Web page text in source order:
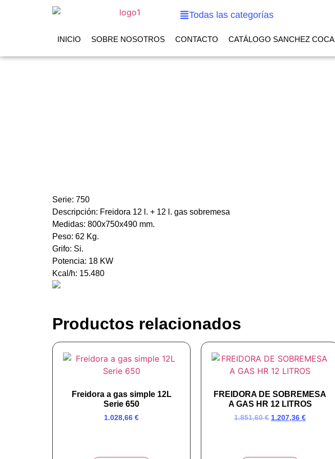
Todas las categorías
INICIO SOBRE NOSOTROS CONTACTO CATÁLOGO SANCHEZ COCA
Serie: 750
Descripción: Freidora 12 l. + 12 l. gas sobremesa
Medidas: 800x750x490 mm.
Peso: 62 Kg.
Grifo: Si.
Potencia: 18 KW
Kcal/h: 15.480
Productos relacionados
Freidora a gas simple 12L
Serie 650
1.028,66 €
FREIDORA DE SOBREMESA
A GAS HR 12 LITROS
1.851,60€ 1.207,36 €